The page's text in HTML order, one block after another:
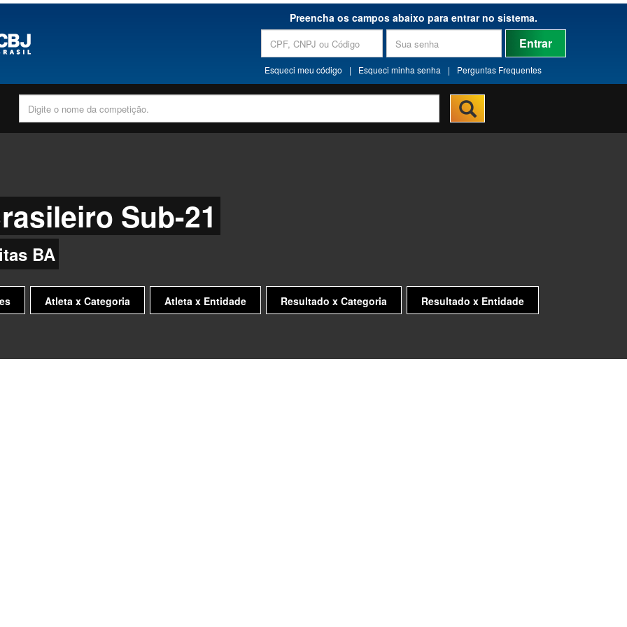
Preencha os campos abaixo para entrar no sistema.
Entrar
Esqueci meu código | Esqueci minha senha | Perguntas Frequentes
Sub-21
BA
Atleta x Categoria Atleta x Entidade Resultado x Categoria
Resultado x Entidade